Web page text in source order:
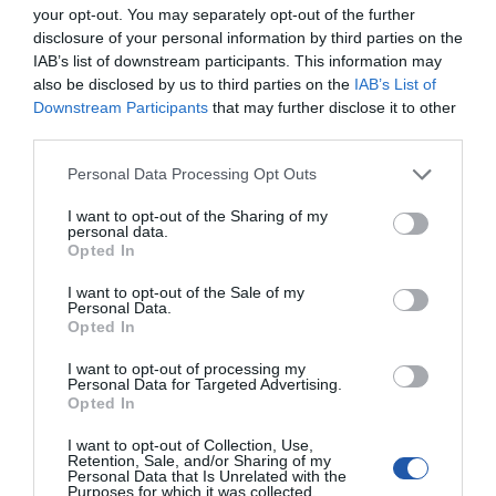
your opt-out. You may separately opt-out of the further
disclosure of your personal information by third parties on the
IAB’s list of downstream participants. This information may
also be disclosed by us to third parties on the IAB’s List of
Downstream Participants that may further disclose it to other
Personal Data Processing Opt Outs
I want to opt-out of the Sharing of my
personal data.
Opted In
I want to opt-out of the Sale of my
Personal Data.
Opted In
I want to opt-out of processing my
Personal Data for Targeted Advertising.
Opted In
I want to opt-out of Collection, Use,
Retention, Sale, and/or Sharing of my
Personal Data that Is Unrelated with the
Purposes for which it was collected.
promiennika
podczerwieni
Rozdzielczość
maksymalna
4Mpix(2336x1752)
Prędkość
25/30kl/s przy 4Mpix(Kamera wizyjna)
termowizyjna)
Strumienie
Dwa strumienie kodowania
Przekroczenie bariery, intruz w strefie
Dodatkowa
Protokoły ONVIF profile S i G, CGI
Funkcja
AGC
2D/3D DNR
ROI
Port pamięci Wbudowany slot kart Micro SD max 256GB
Alarm 1 wejście oraz 1 wyjście